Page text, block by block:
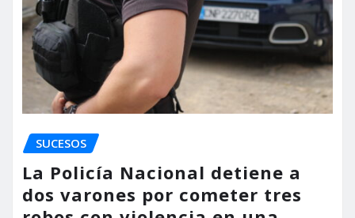
SUCESOS
La Policía Nacional detiene a
dos varones por cometer tres